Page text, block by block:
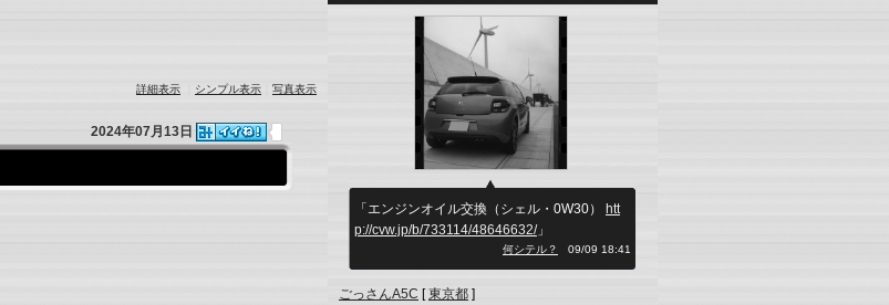
詳細表示 シンプル表示 写真表示
2024年07月13日
「エンジンオイル交換（シェル・0W30） htt
p://cvw.jp/b/733114/48646632/」
何シテル？ 09/09 18:41
ごっさんA5C [東京都 ]